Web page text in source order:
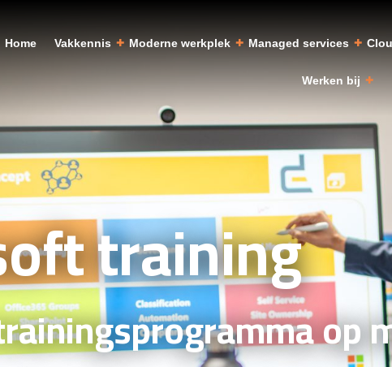
Home Vakkennis Moderne werkplek Managed services
Werken bij
training
op